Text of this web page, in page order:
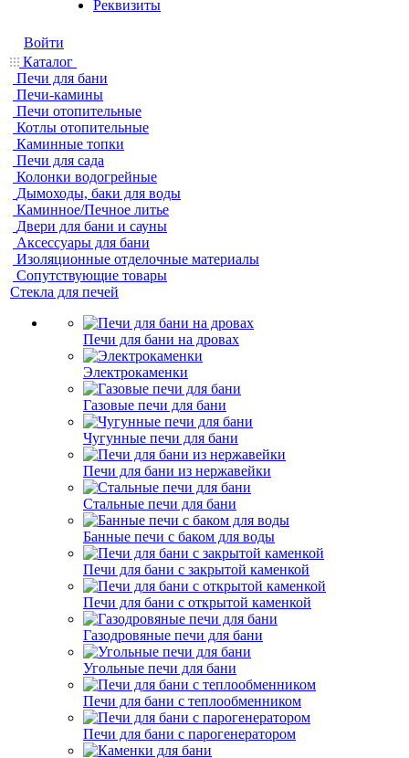
Реквизиты
Войти
Каталог
Печи для бани
Печи-камины
Печи отопительные
Котлы отопительные
Каминные топки
Печи для сада
Колонки водогрейные
Дымоходы, баки для воды
Каминное/Печное литье
Двери для бани и сауны
Аксессуары для бани
Изоляционные отделочные материалы
Сопутствующие товары
Стекла для печей
Печи для бани на дровах
Электрокаменки
Газовые печи для бани
Чугунные печи для бани
Печи для бани из нержавейки
Стальные печи для бани
Банные печи с баком для воды
Печи для бани с закрытой каменкой
Печи для бани с открытой каменкой
Газодровяные печи для бани
Угольные печи для бани
Печи для бани с теплообменником
Печи для бани с парогенератором